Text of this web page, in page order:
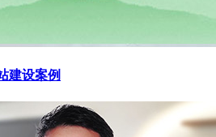
建设案例